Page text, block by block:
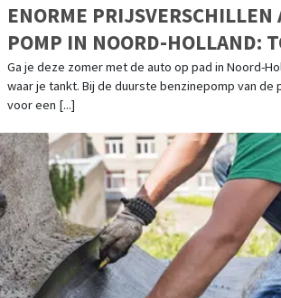
ENORME PRIJSVERSCHILLEN
POMP IN NOORD-HOLLAND:
20 PER TANK
Ga je deze zomer met de auto op pad in Noord-
waar je tankt. Bij de duurste benzinepomp van de
voor een [...]